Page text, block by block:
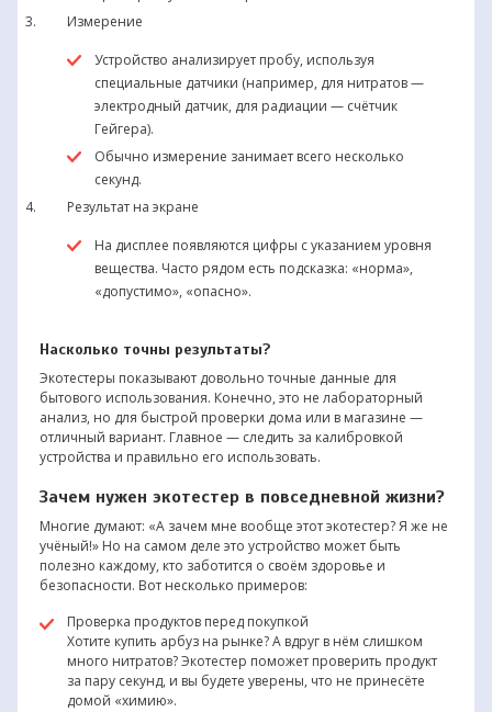
Измерение
Устройство анализирует пробу, используя
специальные датчики (например, для нитратов —
электродный датчик, для радиации — счётчик
Гейгера).
Обычно измерение занимает всего несколько
секунд.
Результат на экране
На дисплее появляются цифры с указанием уровня
вещества. Часто рядом есть подсказка: «норма»,
«допустимо», «опасно».
Насколько точны результаты?
Экотестеры показывают довольно точные данные для
бытового использования. Конечно, это не лабораторный
анализ, но для быстрой проверки дома или в магазине —
отличный вариант. Главное — следить за калибровкой
устройства и правильно его использовать.
Зачем нужен экотестер в повседневной жизни?
Многие думают: «А зачем мне вообще этот экотестер? Я же не
учёный!» Но на самом деле это устройство может быть
полезно каждому, кто заботится о своём здоровье и
безопасности. Вот несколько примеров:
Проверка продуктов перед покупкой
Хотите купить арбуз на рынке? А вдруг в нём слишком
много нитратов? Экотестер поможет проверить продукт
за пару секунд, и вы будете уверены, что не принесёте
домой «химию».